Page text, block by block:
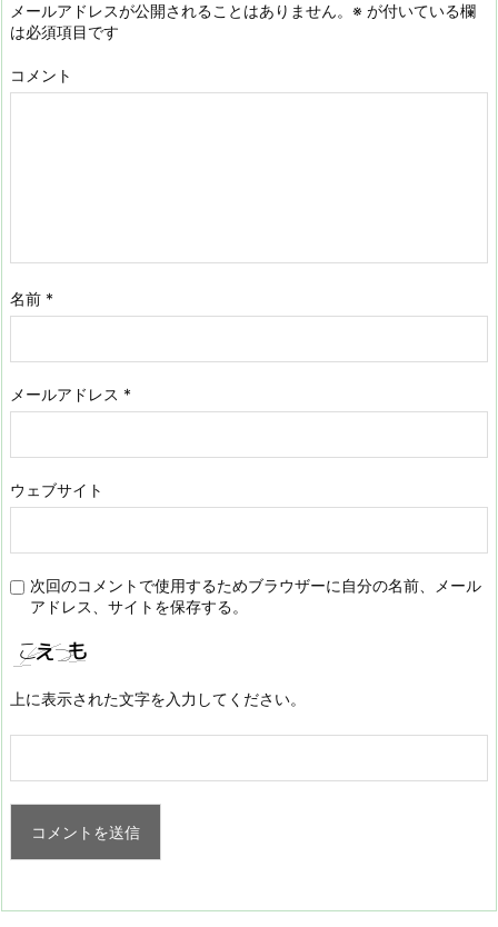
メールアドレスが公開されることはありません。 ※ が付いている欄
は必須項目です
コメント
名前 *
メールアドレス *
ウェブサイト
次回のコメントで使用するためブラウザーに自分の名前、メール
アドレス、サイトを保存する。
上に表示された文字を入力してください。